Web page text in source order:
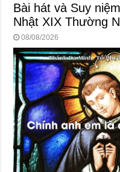
Bài hát và Suy
Nhật XIX Thường
08/08/2026